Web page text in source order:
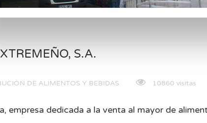
S.A.
DE ALIMENTOS Y BEBIDAS 10860 visitas
empresa dedicada a la venta al mayor de